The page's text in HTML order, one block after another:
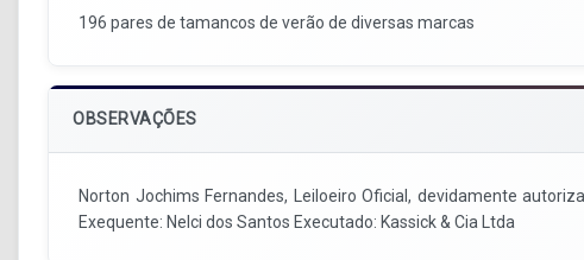
196 pares de tamancos de verão de diversas marcas
OBSERVAÇÕES
Norton Jochims Fernandes, Leiloeiro Oficial, devidamente
Exequente: Nelci dos Santos Executado: Kassick & Cia Ltda